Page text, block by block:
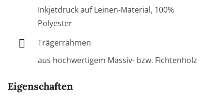
Inkjetdruck auf Leinen-Material, 100%
Polyester
Trägerrahmen
aus hochwertigem Massiv- bzw. Fichtenholz
Eigenschaften